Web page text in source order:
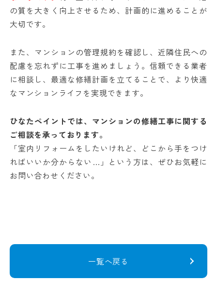
の質を大きく向上させるため、計画的に進めることが
大切です。
また、マンションの管理規約を確認し、近隣住民への
配慮を忘れずに工事を進めましょう。信頼できる業者
に相談し、最適な修繕計画を立てることで、より快適
なマンションライフを実現できます。
ひなたペイントでは、マンションの修繕工事に関する
ご相談を承っております。
「室内リフォームをしたいけれど、どこから手をつけ
ればいいか分からない…」という方は、ぜひお気軽に
お問い合わせください。
一覧へ戻る